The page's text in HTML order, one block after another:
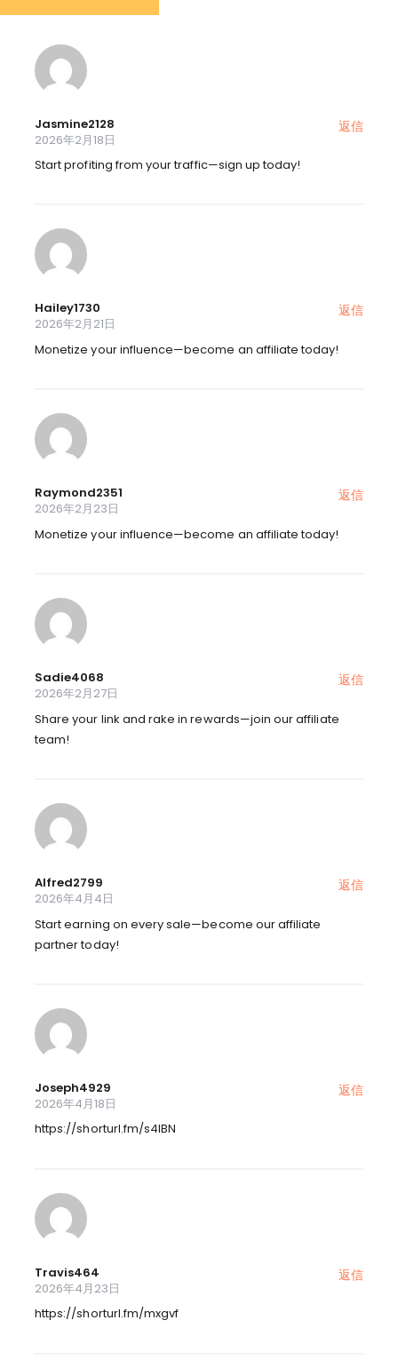
Jasmine2128 返信
2026年2月18日
Start profiting from your traffic—sign up today!
Hailey1730 返信
2026年2月21日
Monetize your influence—become an affiliate today!
Raymond2351 返信
2026年2月23日
Monetize your influence—become an affiliate today!
Sadie4068 返信
2026年2月27日
Share your link and rake in rewards—join our affiliate
team!
Alfred2799 返信
2026年4月4日
Start earning on every sale—become our affiliate
partner today!
Joseph4929 返信
2026年4月18日
https://shorturl.fm/s4lBN
Travis464 返信
2026年4月23日
https://shorturl.fm/mxgvf